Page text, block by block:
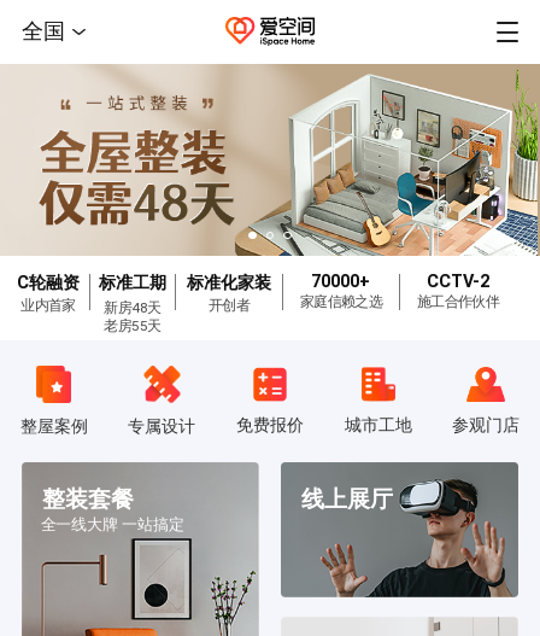
全国
C轮融资
业内首家
标准工期
新房48天
老房55天
标准化家装
开创者
70000+
家庭信赖之选
CCTV-2
施工合作伙伴
整屋案例 专属设计 免费报价 城市工地 参观门店
整装套餐
全一线大牌 一站搞定
线上展厅